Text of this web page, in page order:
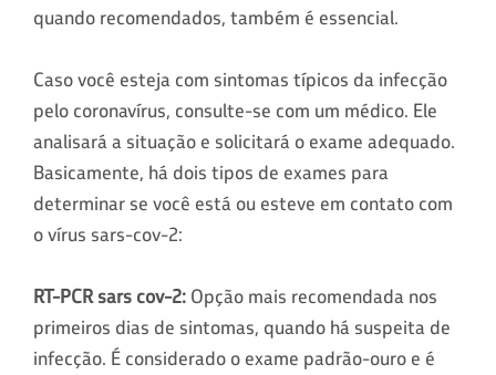
quando recomendados, também é essencial.
Caso você esteja com sintomas típicos da infecção
pelo coronavírus, consulte-se com um médico. Ele
analisará a situação e solicitará o exame adequado.
Basicamente, há dois tipos de exames para
determinar se você está ou esteve em contato com
o vírus sars-cov-2:
RT-PCR sars cov-2: Opção mais recomendada nos
primeiros dias de sintomas, quando há suspeita de
infecção. É considerado o exame padrão-ouro e é